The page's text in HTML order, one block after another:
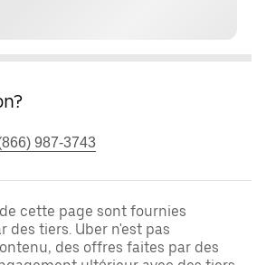
987-3743
cette page sont fournies
des tiers. Uber n'est pas
des offres faites par des